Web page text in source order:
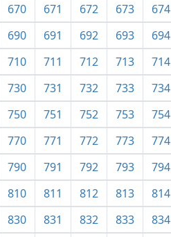
670 671 672 673 674
690 691 692 693 694
710 711 712 713 714
730 731 732 733 734
750 751 752 753 754
770 771 772 773 774
790 791 792 793 794
810 811 812 813 814
830 831 832 833 834